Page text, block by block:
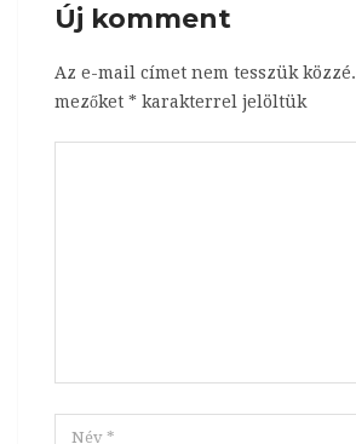
Új komment
Az e-mail címet nem tesszük közzé.
mezőket * karakterrel jelöltük